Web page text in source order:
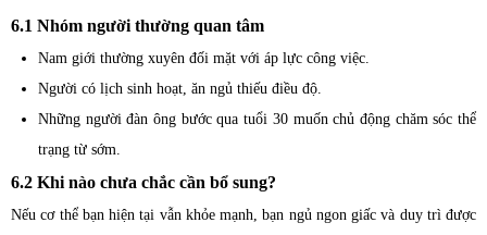
6.1 Nhóm người thường quan tâm
Nam giới thường xuyên đối mặt với áp lực công việc.
Người có lịch sinh hoạt, ăn ngủ thiếu điều độ.
Những người đàn ông bước qua tuổi 30 muốn chủ động chăm sóc thể
trạng từ sớm.
6.2 Khi nào chưa chắc cần bổ sung?
Nếu cơ thể bạn hiện tại vẫn khỏe mạnh, bạn ngủ ngon giấc và duy trì được